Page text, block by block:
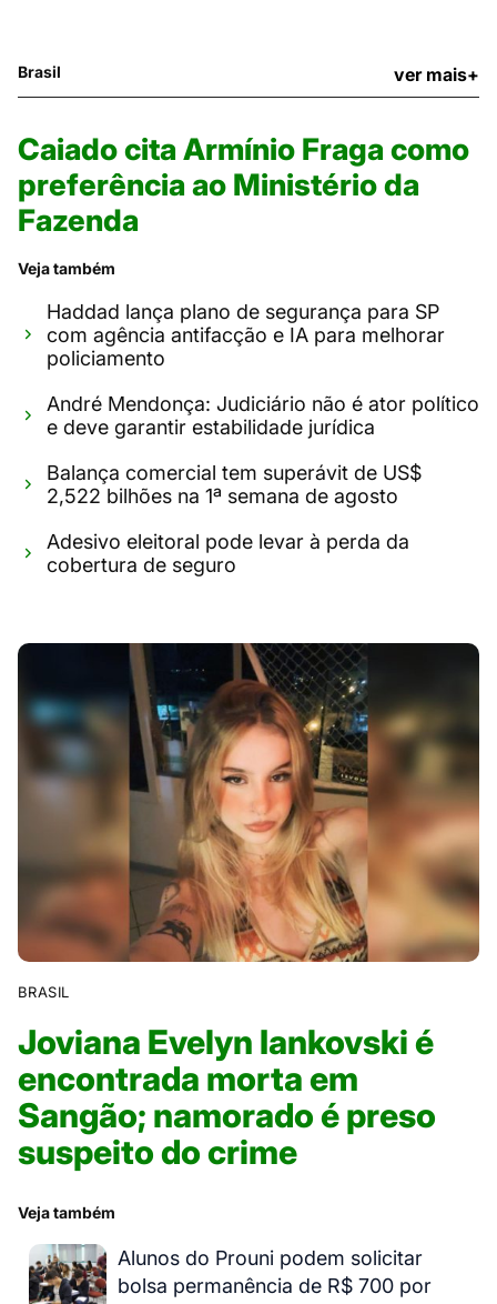
Brasil ver mais+
Caiado cita Armínio Fraga como
preferência ao Ministério da
Fazenda
Veja também
Haddad lança plano de segurança para SP
com agência antifacção e IA para melhorar
policiamento
André Mendonça: Judiciário não é ator político
e deve garantir estabilidade jurídica
Balança comercial tem superávit de US$
2,522 bilhões na 1ª semana de agosto
Adesivo eleitoral pode levar à perda da
cobertura de seguro
Veja também
Alunos do Prouni podem solicitar
bolsa permanência de R$ 700 por
BRASIL
Joviana Evelyn Iankovski é
encontrada morta em
Sangão; namorado é preso
suspeito do crime